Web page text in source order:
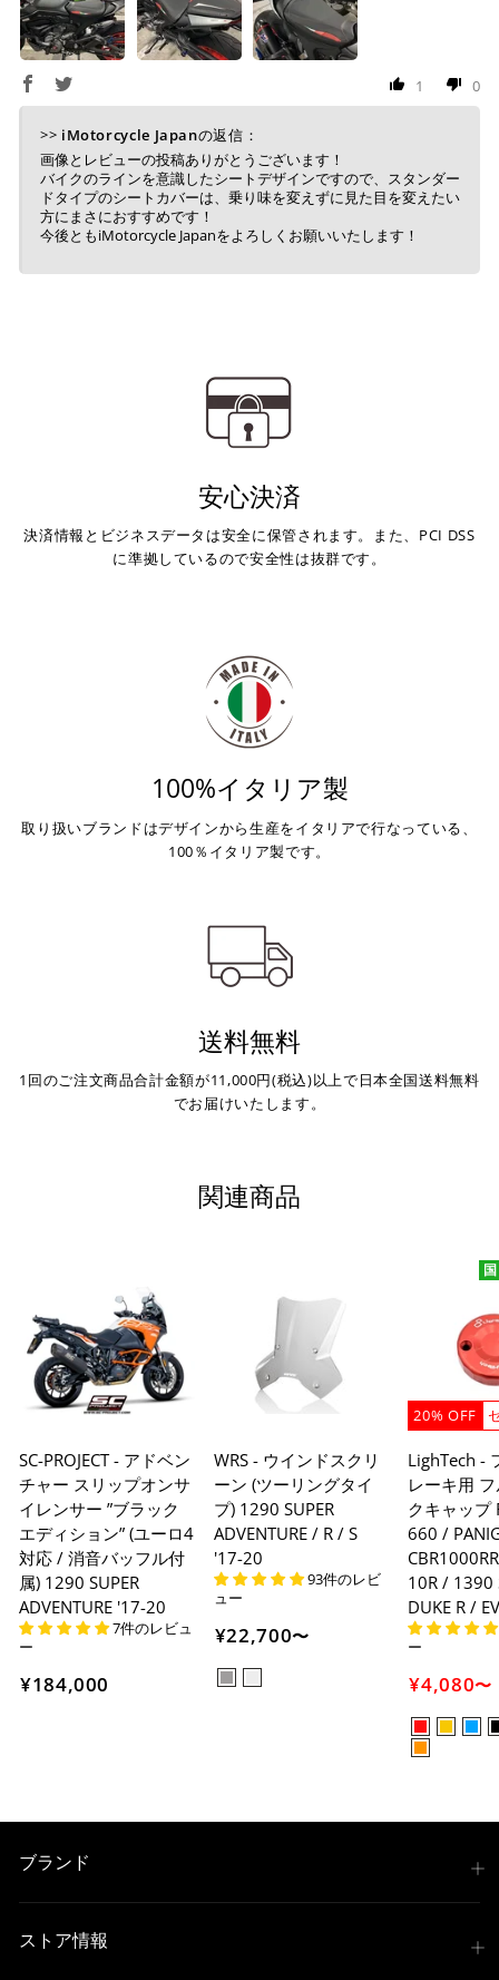
1 0
>> iMotorcycle Japanの返信：
画像とレビューの投稿ありがとうございます！
バイクのラインを意識したシートデザインですので、スタンダー
ドタイプのシートカバーは、乗り味を変えずに見た目を変えたい
方にまさにおすすめです！
今後ともiMotorcycle Japanをよろしくお願いいたします！
安心決済
決済情報とビジネスデータは安全に保管されます。また、PCI DSS
に準拠しているので安全性は抜群です。
100%イタリア製
取り扱いブランドはデザインから生産をイタリアで行なっている、
100％イタリア製です。
送料無料
1回のご注文商品合計金額が11,000円(税込)以上で日本全国送料無料
でお届けいたします。
関連商品
SC-PROJECT - アドベン
チャー スリップオンサ
イレンサー ”ブラック
エディション” (ユーロ4
対応 / 消音バッフル付
属) 1290 SUPER
ADVENTURE '17-20
7件のレビュ
ー
¥184,000
WRS - ウインドスクリ
ーン (ツーリングタイ
プ) 1290 SUPER
ADVENTURE / R / S
'17-20
93件のレビ
ュー
¥22,700〜
20% OFF
LighTech -
レーキ用
クキャップ
660 /
10R / 1390
DUKE R /
ー
¥4,080〜
ブランド
ストア情報